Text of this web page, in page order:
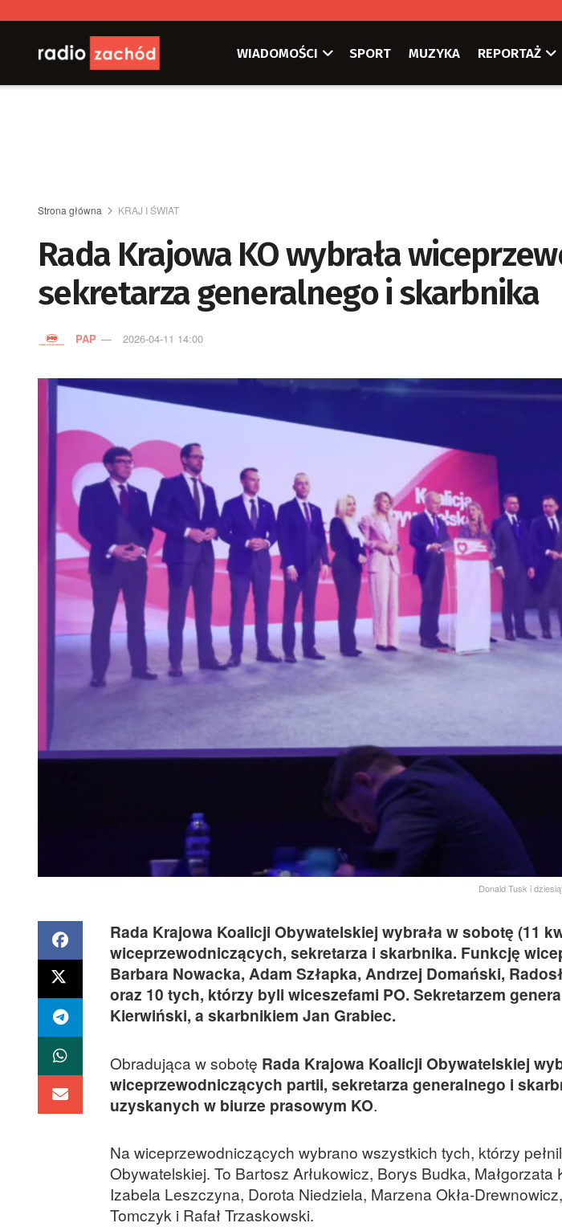
WIADOMOŚCI SPORT MUZYKA REPORTAŻ
Strona główna KRAJ I ŚWIAT
Rada Krajowa KO wybrała
sekretarza generalnego i skarbnika
PAP 2026-04-11 14:00
Donald Tusk i
Rada Krajowa Koalicji Obywatelskiej wybrała w sobotę (11
wiceprzewodniczących, sekretarza i skarbnika. Funkcję
Barbara Nowacka, Adam Szłapka, Andrzej Domański,
oraz 10 tych, którzy byli wiceszefami PO. Sekretarzem
Kierwiński, a skarbnikiem Jan Grabiec.
Obradująca w sobotę Rada Krajowa Koalicji Obywatelskiej
wiceprzewodniczących partii, sekretarza generalnego i
uzyskanych w biurze prasowym KO.
Na wiceprzewodniczących wybrano wszystkich tych, którzy
Obywatelskiej. To Bartosz Arłukowicz, Borys Budka, Małgorzata
Izabela Leszczyna, Dorota Niedziela, Marzena Okła-
Tomczyk i Rafał Trzaskowski.